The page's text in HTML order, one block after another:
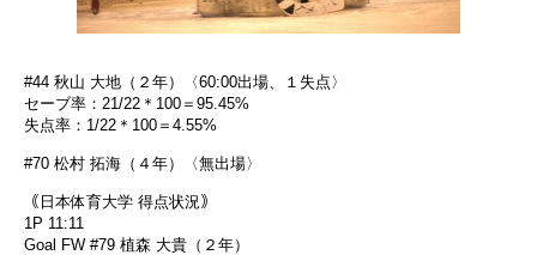
#44 秋山 大地（２年）〈60:00出場、１失点〉
セーブ率：21/22＊100＝95.45%
失点率：1/22＊100＝4.55%
#70 松村 拓海（４年）〈無出場〉
｟日本体育大学 得点状況｠
1P 11:11
Goal FW #79 植森 大貴（２年）